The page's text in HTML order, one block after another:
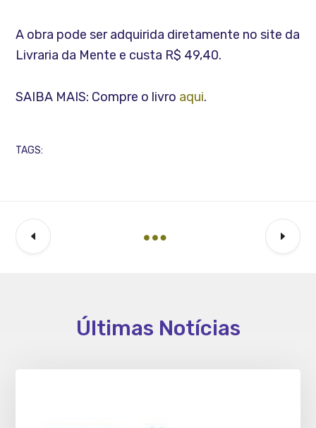
A obra pode ser adquirida diretamente no site da
Livraria da Mente e custa R$ 49,40.
SAIBA MAIS: Compre o livro aqui.
TAGS:
Últimas Notícias